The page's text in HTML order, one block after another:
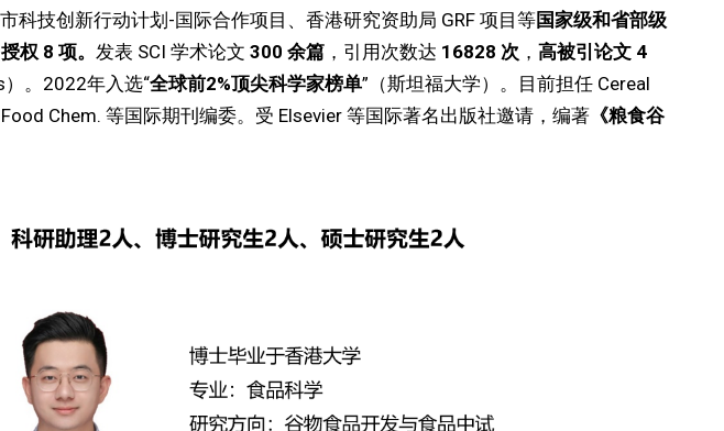
技创新行动计划-国际合作项目、香港研究资助局 GRF 项目等国家级和省部级
授权 8 项。 发表 SCI 学术论文 300 余篇 ，引用次数达 16828 次 ， 高被引论文 4
）。2022年入选“全球前2%顶尖科学家榜单”（斯坦福大学）。目前担任 Cereal
Chem. 等国际期刊编委。受 Elsevier 等国际著名出版社邀请，编著 《粮食谷